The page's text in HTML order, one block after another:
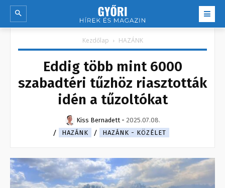
Kezdőlap HAZÁNK
Eddig több mint 6000
szabadtéri tűzhöz riasztották
idén a tűzoltókat
Kiss Bernadett - 2025.07.08.
HAZÁNK
HAZÁNK - KÖZÉLET